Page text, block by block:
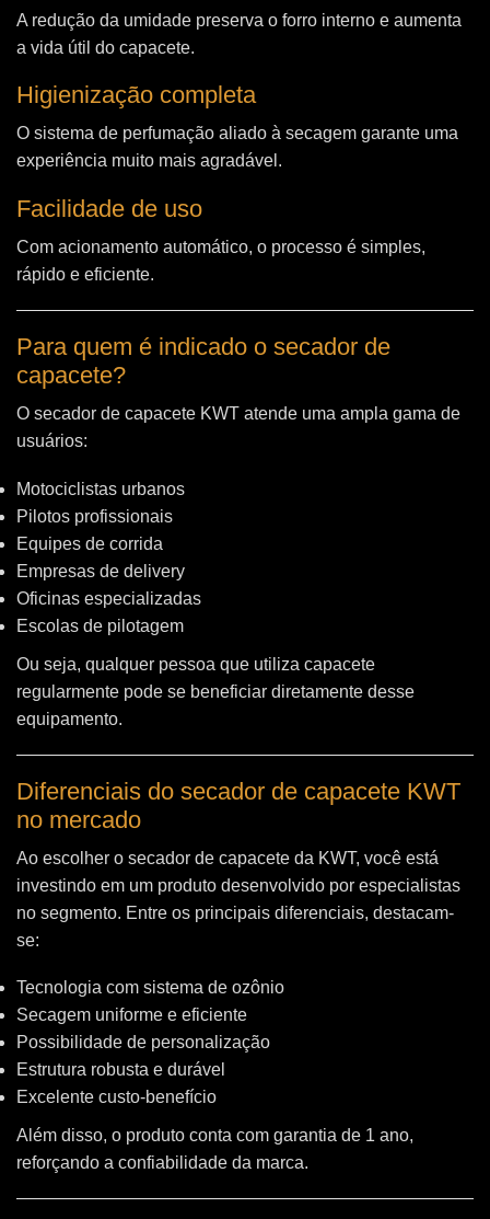
A redução da umidade preserva o forro interno e aumenta
a vida útil do capacete.
Higienização completa
O sistema de perfumação aliado à secagem garante uma
experiência muito mais agradável.
Facilidade de uso
Com acionamento automático, o processo é simples,
rápido e eficiente.
Para quem é indicado o secador de
capacete?
O secador de capacete KWT atende uma ampla gama de
usuários:
Motociclistas urbanos
Pilotos profissionais
Equipes de corrida
Empresas de delivery
Oficinas especializadas
Escolas de pilotagem
Ou seja, qualquer pessoa que utiliza capacete
regularmente pode se beneficiar diretamente desse
equipamento.
Diferenciais do secador de capacete KWT
no mercado
Ao escolher o secador de capacete da KWT, você está
investindo em um produto desenvolvido por especialistas
no segmento. Entre os principais diferenciais, destacam-
se:
Tecnologia com sistema de ozônio
Secagem uniforme e eficiente
Possibilidade de personalização
Estrutura robusta e durável
Excelente custo-benefício
Além disso, o produto conta com garantia de 1 ano,
reforçando a confiabilidade da marca.